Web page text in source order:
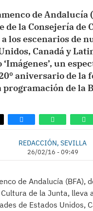
de Andalucía
de la Consejería de
los escenarios de
Canadá y
un
aniversario de la
programación de la
REDACCIÓN, SEVILLA
26/02/16 - 09:49
de Andalucía (BFA),
de la Junta, lleva
de Estados Unidos,